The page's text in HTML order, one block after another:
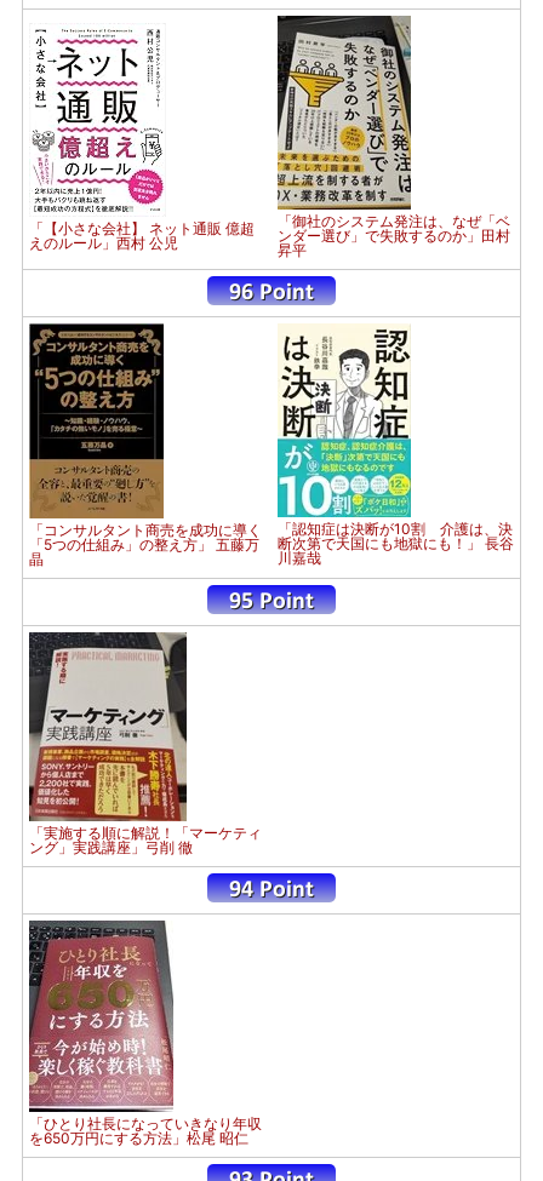
「【小さな会社】 ネット通販 億超
えのルール」西村 公児
「御社のシステム発注は、なぜ「ベ
ンダー選び」で失敗するのか」田村
昇平
「コンサルタント商売を成功に導く
「5つの仕組み」の整え方」 五藤万
晶
「認知症は決断が10割 介護は、決
断次第で天国にも地獄にも！」 長谷
川嘉哉
「実施する順に解説！「マーケティ
ング」実践講座」弓削 徹
「ひとり社長になっていきなり年収
を650万円にする方法」松尾 昭仁